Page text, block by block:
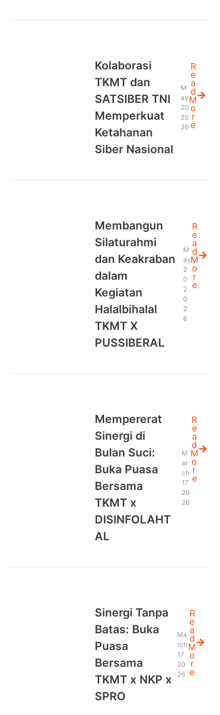
Kolaborasi
TKMT dan
SATSIBER TNI
Memperkuat
Ketahanan
Siber Nasional
M
ay
20
20
26
R
e
a
d
M
o
r
e
Membangun
Silaturahmi
dan Keakraban
dalam
Kegiatan
Halalbihalal
TKMT X
PUSSIBERAL
M
ay
2
0
2
0
2
6
R
e
a
d
M
o
r
e
Mempererat
Sinergi di
Bulan Suci:
Buka Puasa
Bersama
TKMT x
DISINFOLAHT
AL
M
ar
ch
17
20
26
R
e
a
d
M
o
r
e
Sinergi Tanpa
Batas: Buka
Puasa
Bersama
TKMT x NKP x
SPRO
Ma
rch
17
20
26
R
e
a
d
M
o
r
e